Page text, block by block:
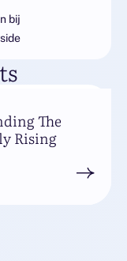
bij
The
Rising